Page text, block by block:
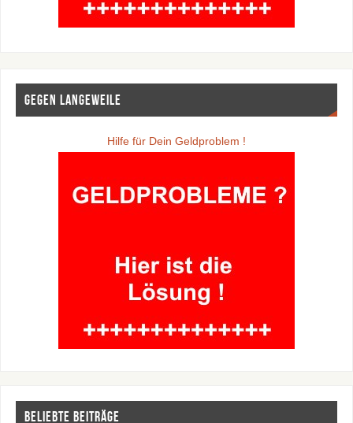
Gegen Langeweile
Hilfe für Dein Geldproblem !
Beliebte Beiträge